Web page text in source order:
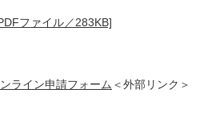
ファイル／283KB]
ライン申請フォーム ＜外部リンク＞